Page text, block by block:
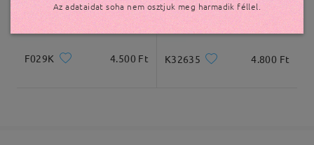
F029K 4.500 Ft K32635 4.800 Ft
Az adataidat soha nem osztjuk meg harmadik féllel.